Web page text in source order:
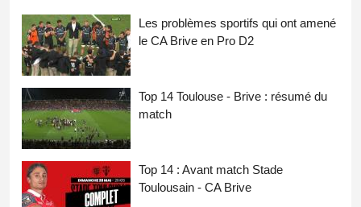
Les problèmes sportifs qui ont amené
le CA Brive en Pro D2
Top 14 Toulouse - Brive : résumé du
match
Top 14 : Avant match Stade
Toulousain - CA Brive